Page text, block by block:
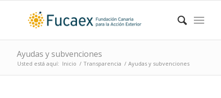
Ayudas y subvenciones
Usted está aquí: Inicio / Transparencia / Ayudas y subvenciones